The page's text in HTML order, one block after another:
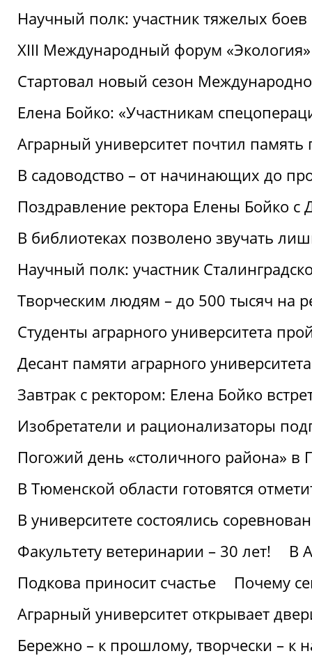
Научный полк: участник тяжелых
XIII Международный форум
Стартовал новый сезон
Елена Бойко: «Участникам
Аграрный университет почтил
В садоводство – от начинающих до
Поздравление ректора Елены Бойко
В библиотеках позволено звучать
Научный полк: участник
Творческим людям – до 500 тысяч на
Студенты аграрного университета
Десант памяти аграрного
Завтрак с ректором: Елена Бойко
Изобретатели и рационализаторы
Погожий день «столичного района» в
В Тюменской области готовятся
В университете состоялись
Факультету ветеринарии – 30 лет!
В
Подкова приносит счастье
Почему
Аграрный университет открывает
Бережно – к прошлому, творчески – к